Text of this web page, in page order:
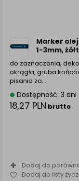
Marker
1-3mm,
do zaznaczania,
okrągła, gruba
pisania za...
Dostępność: 3 dni
18,27 PLN brutto
Dodaj do
Dodaj do listy